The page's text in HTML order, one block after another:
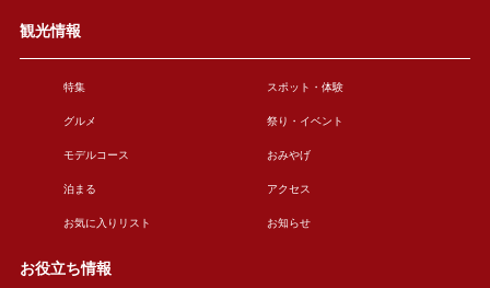
観光情報
特集 スポット・体験
グルメ 祭り・イベント
モデルコース おみやげ
泊まる アクセス
お気に入りリスト お知らせ
お役立ち情報